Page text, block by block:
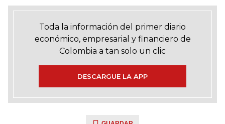
Toda la información del primer diario
económico, empresarial y financiero de
Colombia a tan solo un clic
DESCARGUE LA APP